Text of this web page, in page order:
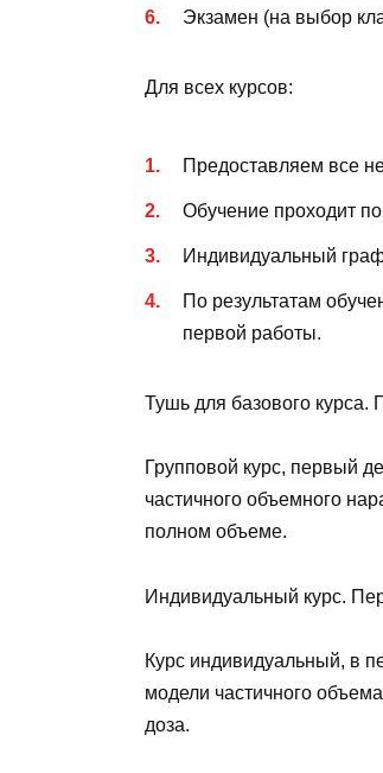
Экзамен (на выбор
Для всех курсов:
Предоставляем все
Обучение проходит
Индивидуальный
По результатам
первой работы.
Тушь для базового курса.
Групповой курс, первый
частичного объемного
полном объеме.
Индивидуальный курс.
Курс индивидуальный, в
модели частичного
доза.